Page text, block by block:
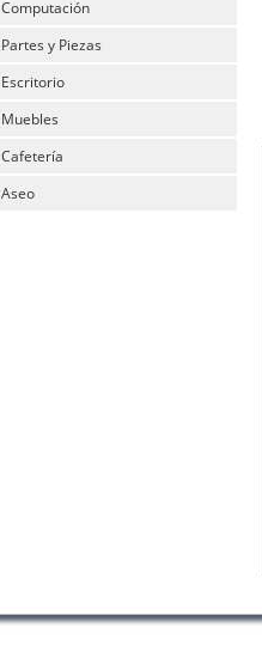
Computación
Partes y Piezas
Escritorio
Muebles
Cafetería
Aseo